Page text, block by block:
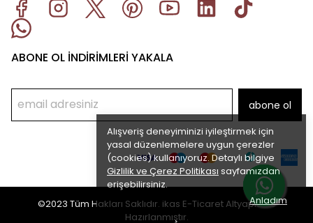
Alışveriş deneyiminizi iyileştirmek için
yasal düzenlemelere uygun çerezler
(cookies) kullanıyoruz. Detaylı bilgiye
Gizlilik ve Çerez Politikası sayfamızdan
erişebilirsiniz.
Anladım
ABONE OL İNDİRİMLERİ YAKALA
abone ol
©2023 Tüm Hakları Saklıdır. ikas E-TicaretAltyapısı ile
Hazırlanmıştır.